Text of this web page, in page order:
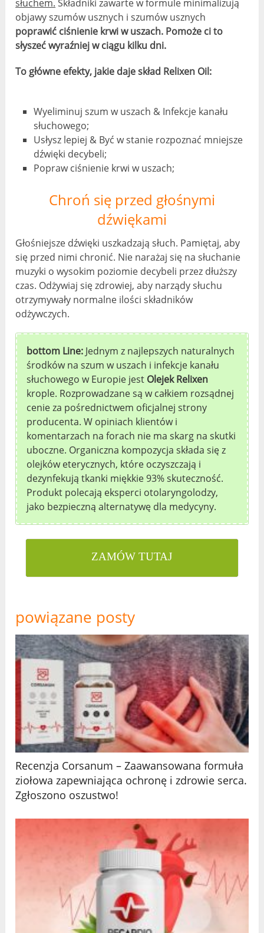
słuchem. Składniki zawarte w formule minimalizują
objawy szumów usznych i szumów usznych
poprawić ciśnienie krwi w uszach. Pomoże ci to
słyszeć wyraźniej w ciągu kilku dni.
To główne efekty, jakie daje skład Relixen Oil:
Wyeliminuj szum w uszach & Infekcje kanału
słuchowego;
Usłysz lepiej & Być w stanie rozpoznać mniejsze
dźwięki decybeli;
Popraw ciśnienie krwi w uszach;
Chroń się przed głośnymi
dźwiękami
Głośniejsze dźwięki uszkadzają słuch. Pamiętaj, aby
się przed nimi chronić. Nie narażaj się na słuchanie
muzyki o wysokim poziomie decybeli przez dłuższy
czas. Odżywiaj się zdrowiej, aby narządy słuchu
otrzymywały normalne ilości składników
odżywczych.
bottom Line: Jednym z najlepszych naturalnych
środków na szum w uszach i infekcje kanału
słuchowego w Europie jest Olejek Relixen
krople. Rozprowadzane są w całkiem rozsądnej
cenie za pośrednictwem oficjalnej strony
producenta. W opiniach klientów i
komentarzach na forach nie ma skarg na skutki
uboczne. Organiczna kompozycja składa się z
olejków eterycznych, które oczyszczają i
dezynfekują tkanki miękkie 93% skuteczność.
Produkt polecają eksperci otolaryngolodzy,
jako bezpieczną alternatywę dla medycyny.
ZAMÓW TUTAJ
powiązane posty
Recenzja Corsanum – Zaawansowana formuła
ziołowa zapewniająca ochronę i zdrowie serca.
Zgłoszono oszustwo!